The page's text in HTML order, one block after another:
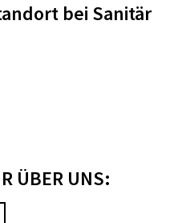
bei Sanitär
ÜBER UNS: